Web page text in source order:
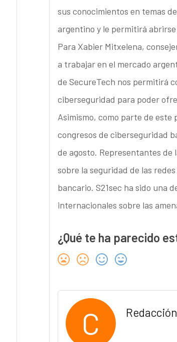
sus conocimientos en temas
argentino y le permitirá
Para Xabier Mitxelena,
a trabajar en el mercado
de SecureTech nos permitirá
ciberseguridad para poder
Asimismo, como parte de
congresos de ciberseguridad
de agosto. Representantes de
sobre la seguridad de las
bancario. S21sec ha sido una
internacionales sobre las
¿Qué te ha parecido
C